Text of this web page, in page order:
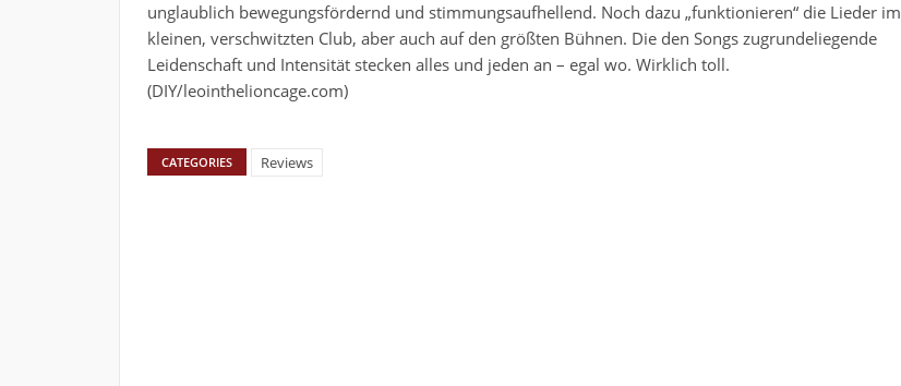
unglaublich bewegungsfördernd und stimmungsaufhellend. Noch dazu „funktionieren“ die Lieder im
kleinen, verschwitzten Club, aber auch auf den größten Bühnen. Die den Songs zugrundeliegende
Leidenschaft und Intensität stecken alles und jeden an – egal wo. Wirklich toll.
(DIY/leointhelioncage.com)
CATEGORIES Reviews